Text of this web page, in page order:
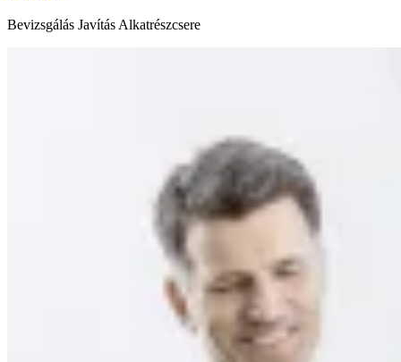
Bevizsgálás Javítás Alkatrészcsere